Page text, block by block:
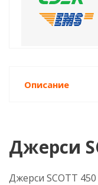
Описание
Джерси
Джерси SCOTT